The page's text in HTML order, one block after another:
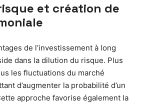
et création de
de l’investissement à long
dans la dilution du risque. Plus
les fluctuations du marché
d’augmenter la probabilité d’un
approche favorise également la